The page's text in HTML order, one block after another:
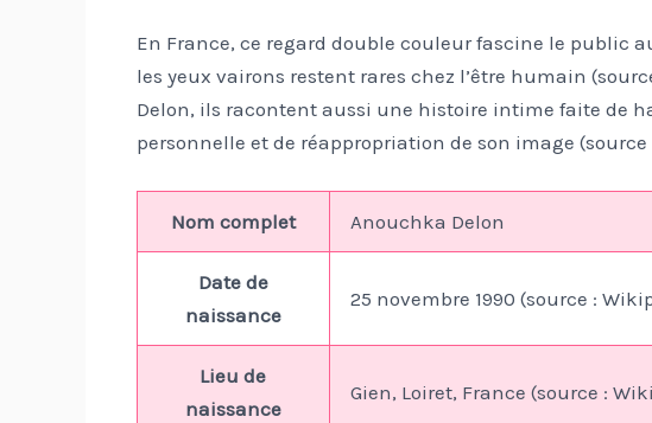
En France, ce regard double couleur fascine le public
les yeux vairons restent rares chez l’être humain
Delon, ils racontent aussi une histoire intime faite de
personnelle et de réappropriation de son image
Nom complet Anouchka Delon
Date de
naissance
25 novembre 1990 (source :
Lieu de
naissance
Gien, Loiret, France (source :